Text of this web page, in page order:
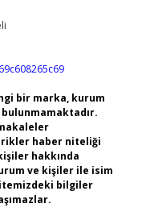
bir marka, kurum
haber niteliği
hakkında
ve kişiler ile isim
bilgiler